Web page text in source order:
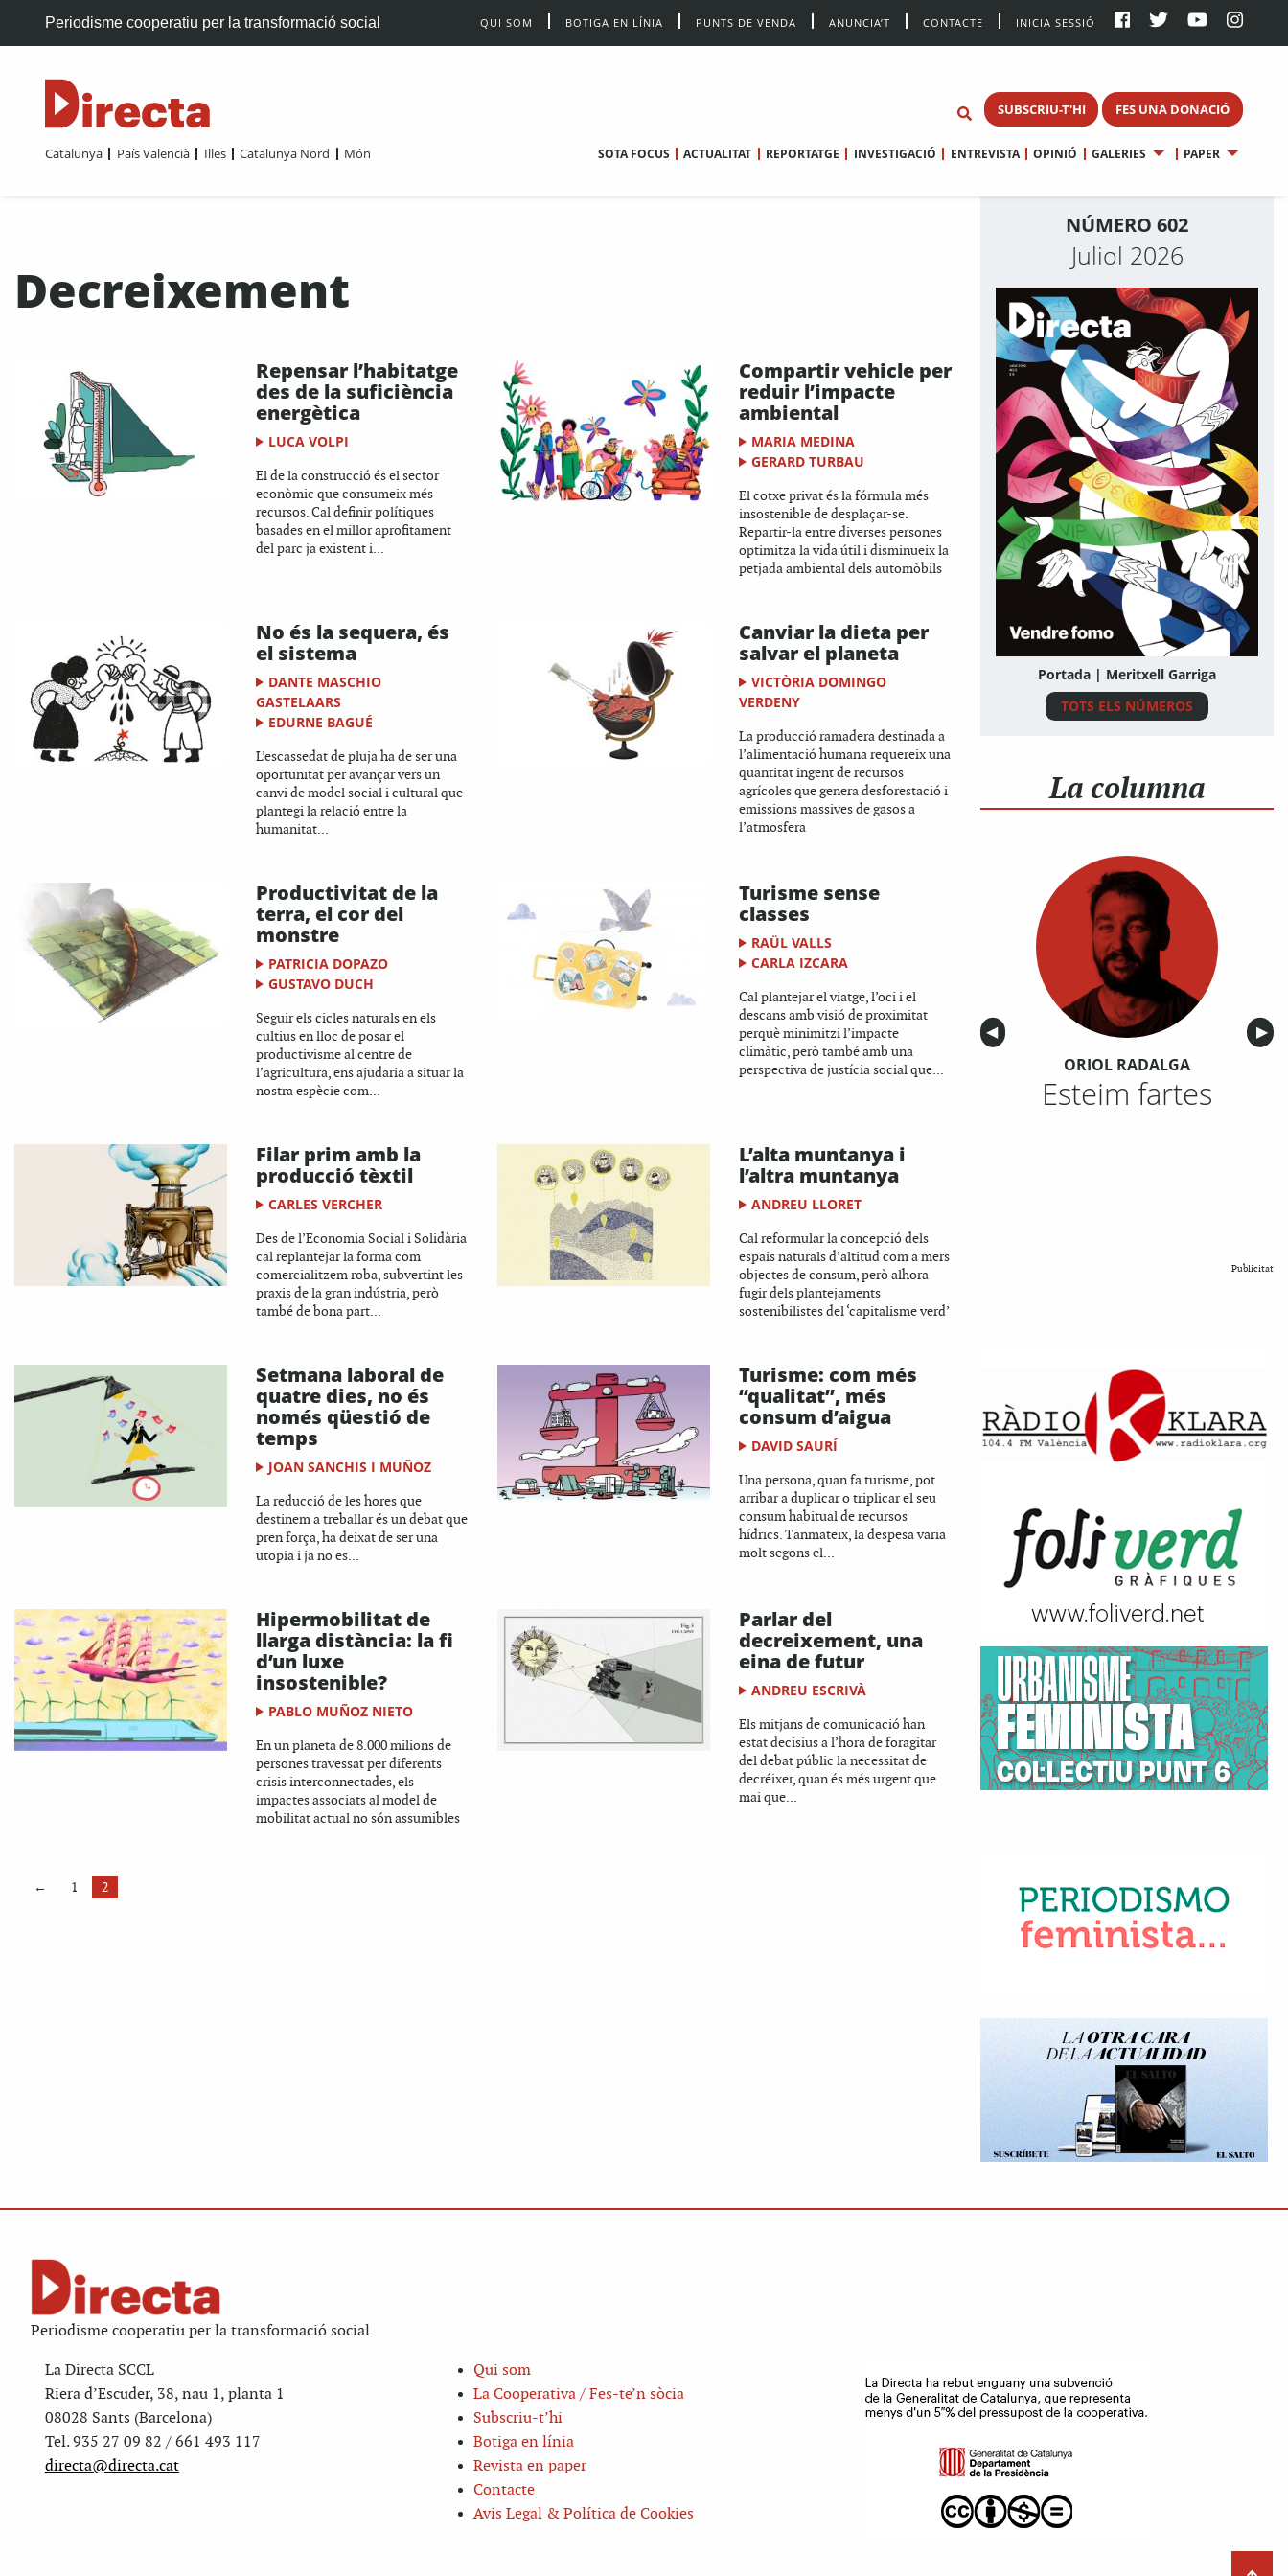
Periodisme cooperatiu per la transformació social QUI SOM BOTIGA EN LÍNIA PUNTS DE VENDA ANUNCIA’T CONTACTE INICIA SESSIÓ
SUBSCRIU-T'HI FES UNA DONACIÓ
Catalunya País Valencià Illes Catalunya Nord Món SOTA FOCUS ACTUALITAT REPORTATGE INVESTIGACIÓ ENTREVISTA OPINIÓ GALERIES PAPER
Decreixement
Repensar l’habitatge
des de la suficiència
energètica
LUCA VOLPI
El de la construcció és el sector
econòmic que consumeix més
recursos. Cal definir polítiques
basades en el millor aprofitament
del parc ja existent i...
Compartir vehicle per
reduir l’impacte
ambiental
MARIA MEDINA
GERARD TURBAU
El cotxe privat és la fórmula més
insostenible de desplaçar-se.
Repartir-la entre diverses persones
optimitza la vida útil i disminueix la
petjada ambiental dels automòbils
No és la sequera, és
el sistema
DANTE MASCHIO
GASTELAARS
EDURNE BAGUÉ
L’escassedat de pluja ha de ser una
oportunitat per avançar vers un
canvi de model social i cultural que
plantegi la relació entre la
humanitat...
Canviar la dieta per
salvar el planeta
VICTÒRIA DOMINGO
VERDENY
La producció ramadera destinada a
l’alimentació humana requereix una
quantitat ingent de recursos
agrícoles que genera desforestació i
emissions massives de gasos a
l’atmosfera
Productivitat de la
terra, el cor del
monstre
PATRICIA DOPAZO
GUSTAVO DUCH
Seguir els cicles naturals en els
cultius en lloc de posar el
productivisme al centre de
l’agricultura, ens ajudaria a situar la
nostra espècie com...
Turisme sense
classes
RAÜL VALLS
CARLA IZCARA
Cal plantejar el viatge, l’oci i el
descans amb visió de proximitat
perquè minimitzi l’impacte
climàtic, però també amb una
perspectiva de justícia social que...
Filar prim amb la
producció tèxtil
CARLES VERCHER
Des de l’Economia Social i Solidària
cal replantejar la forma com
comercialitzem roba, subvertint les
praxis de la gran indústria, però
també de bona part...
L’alta muntanya i
l’altra muntanya
ANDREU LLORET
Cal reformular la concepció dels
espais naturals d’altitud com a mers
objectes de consum, però alhora
fugir dels plantejaments
sostenibilistes del ‘capitalisme verd’
Setmana laboral de
quatre dies, no és
només qüestió de
temps
JOAN SANCHIS I MUÑOZ
La reducció de les hores que
destinem a treballar és un debat que
pren força, ha deixat de ser una
utopia i ja no es...
Turisme: com més
“qualitat”, més
consum d’aigua
DAVID SAURÍ
Una persona, quan fa turisme, pot
arribar a duplicar o triplicar el seu
consum habitual de recursos
hídrics. Tanmateix, la despesa varia
molt segons el...
Hipermobilitat de
llarga distància: la fi
d’un luxe
insostenible?
PABLO MUÑOZ NIETO
En un planeta de 8.000 milions de
persones travessat per diferents
crisis interconnectades, els
impactes associats al model de
mobilitat actual no són assumibles
Parlar del
decreixement, una
eina de futur
ANDREU ESCRIVÀ
Els mitjans de comunicació han
estat decisius a l’hora de foragitar
del debat públic la necessitat de
decréixer, quan és més urgent que
mai que...
← 1 2
NÚMERO 602
Juliol 2026
Portada | Meritxell Garriga
TOTS ELS NÚMEROS
La columna
Anterior
◀︎ ▶︎
ORIOL RADALGA
Esteim fartes
Publicitat
Periodisme cooperatiu per la transformació social
La Directa SCCL
Riera d’Escuder, 38, nau 1, planta 1
08028 Sants (Barcelona)
Tel. 935 27 09 82 / 661 493 117
directa@directa.cat
Qui som
La Cooperativa / Fes-te’n sòcia
Subscriu-t’hi
Botiga en línia
Revista en paper
Contacte
Avis Legal & Política de Cookies